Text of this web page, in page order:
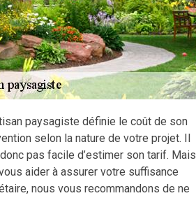
paysagiste définie le coût de son
selon la nature de votre projet. Il
donc pas facile d’estimer son tarif. Mais
aider à assurer votre suffisance
nous vous recommandons de ne